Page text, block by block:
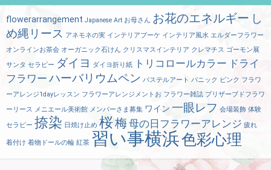
flowerarrangement Japanese Art お母さん お花のエネルギー し
め縄リース アネモネの実 インテリアブーケ インテリア風水 エルダーフラワー
オンラインお茶会 オーガニック石けん クリスマスインテリア クレマチス ゴーモン展
サンタ セラピー ダイヨ ダイヨ折り紙 トリコロールカラー ドライ
フラワー ハーバリウムペン パステルアート パニック ピンク フラワ
ーアレンジ1dayレッスン フラワーアレンジメントお フラワー雑誌 プリザーブドフラワ
ーリース メニエール美術館 メンバーさま募集 ワイン 一眼レフ 会場装飾 体験
セラピー 捺染 日焼け止め 桜梅母の日フラワーアレンジ 疲れ
着付け 着物ドールの輪 紅茶 習い事横浜色彩心理